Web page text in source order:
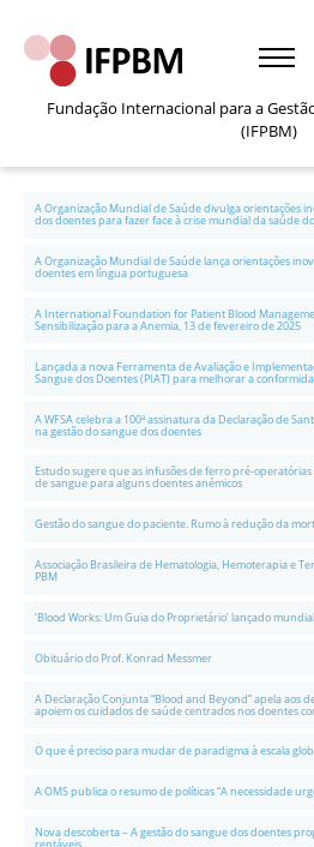
Fundação Internacional para a
(IFPBM)
A Organização Mundial de Saúde divulga orientações
dos doentes para fazer face à crise mundial da saúde
A Organização Mundial de Saúde lança orientações
doentes em língua portuguesa
A International Foundation for Patient Blood
Sensibilização para a Anemia, 13 de fevereiro de 2025
Lançada a nova Ferramenta de Avaliação e
Sangue dos Doentes (PIAT) para melhorar a
A WFSA celebra a 100ª assinatura da Declaração de
na gestão do sangue dos doentes
Estudo sugere que as infusões de ferro pré-
de sangue para alguns doentes anémicos
Gestão do sangue do paciente. Rumo à redução da
Associação Brasileira de Hematologia, Hemoterapia e
PBM
‘Blood Works: Um Guia do Proprietário’ lançado
Obituário do Prof. Konrad Messmer
A Declaração Conjunta “Blood and Beyond” apela aos
apoiem os cuidados de saúde centrados nos doentes
O que é preciso para mudar de paradigma à escala
A OMS publica o resumo de políticas “A necessidade
Nova descoberta – A gestão do sangue dos doentes